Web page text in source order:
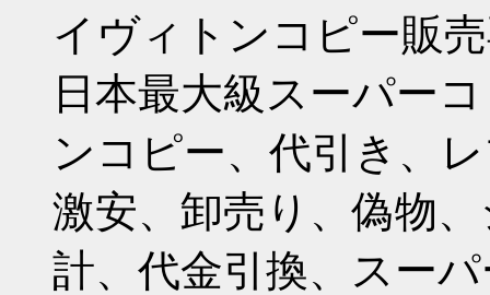
イヴィトンコピー販
日本最大級スーパー
ンコピー、代引き、
激安、卸売り、偽物
計、代金引換、スー